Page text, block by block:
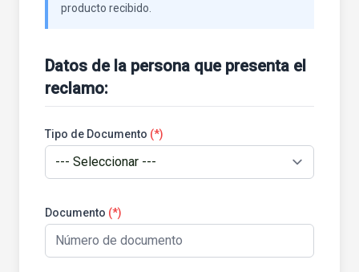
producto recibido.
Datos de la persona que presenta el
reclamo:
Tipo de Documento (*)
Documento (*)